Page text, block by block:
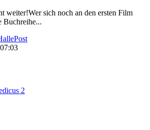
weiter!Wer sich noch an den ersten Film
Buchreihe...